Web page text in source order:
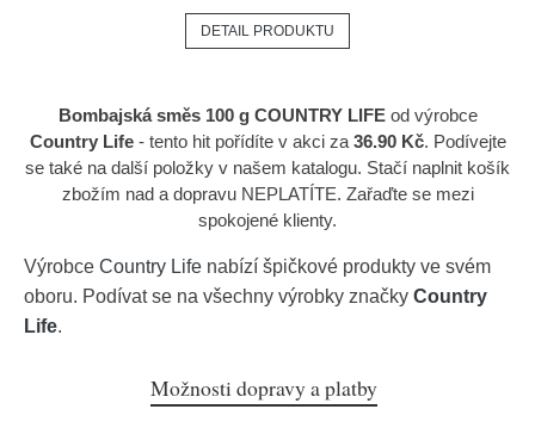
DETAIL PRODUKTU
Bombajská směs 100 g COUNTRY LIFEod výrobce
Country Life- tento hit pořídíte v akci za 36.90 Kč. Podívejte
se také na další položky v našem katalogu. Stačí naplnit košík
zbožím nad a dopravu NEPLATÍTE. Zařaďte se mezi
spokojené klienty.
Výrobce Country Life nabízí špičkové produkty ve svém
oboru. Podívat se na všechny výrobky značky Country
Life.
Možnosti dopravy a platby